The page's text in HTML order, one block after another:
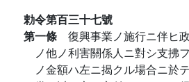
勅令第百三十七號
第一條 復興事業ノ施行ニ伴ヒ
ノ他ノ利害關係人ニ對シ支拂
ノ金額ハ左ニ揭クル場合ニ於